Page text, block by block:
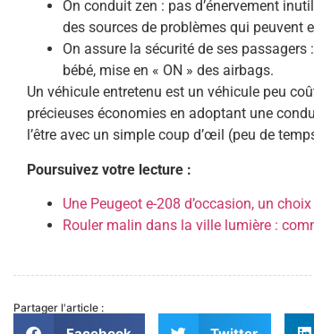
On conduit zen : pas d’énervement
des sources de problèmes qui peuvent
On assure la sécurité de ses
bébé, mise en « ON » des airbags.
Un véhicule entretenu est un véhicule peu
précieuses économies en adoptant une
l’être avec un simple coup d’œil (peu de
Poursuivez votre lecture :
Une Peugeot e-208 d’occasion, un
Rouler malin dans la ville lumière :
Partager l'article :